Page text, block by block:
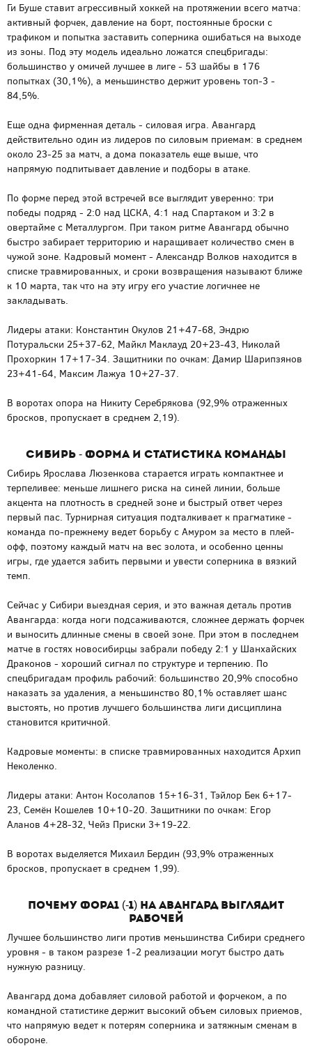
Ги Буше ставит агрессивный хоккей на протяжении всего матча:
активный форчек, давление на борт, постоянные броски с
трафиком и попытка заставить соперника ошибаться на выходе
из зоны. Под эту модель идеально ложатся спецбригады:
большинство у омичей лучшее в лиге - 53 шайбы в 176
попытках (30,1%), а меньшинство держит уровень топ-3 -
84,5%.
Еще одна фирменная деталь - силовая игра. Авангард
действительно один из лидеров по силовым приемам: в среднем
около 23-25 за матч, а дома показатель еще выше, что
напрямую подпитывает давление и подборы в атаке.
По форме перед этой встречей все выглядит уверенно: три
победы подряд - 2:0 над ЦСКА, 4:1 над Спартаком и 3:2 в
овертайме с Металлургом. При таком ритме Авангард обычно
быстро забирает территорию и наращивает количество смен в
чужой зоне. Кадровый момент - Александр Волков находится в
списке травмированных, и сроки возвращения называют ближе
к 10 марта, так что на эту игру его участие логичнее не
закладывать.
Лидеры атаки: Константин Окулов 21+47-68, Эндрю
Потуральски 25+37-62, Майкл Маклауд 20+23-43, Николай
Прохоркин 17+17-34. Защитники по очкам: Дамир Шарипзянов
23+41-64, Максим Лажуа 10+27-37.
В воротах опора на Никиту Серебрякова (92,9% отраженных
бросков, пропускает в среднем 2,19).
Сибирь - форма и статистика команды
Сибирь Ярослава Люзенкова старается играть компактнее и
терпеливее: меньше лишнего риска на синей линии, больше
акцента на плотность в средней зоне и быстрый ответ через
первый пас. Турнирная ситуация подталкивает к прагматике -
команда по-прежнему ведет борьбу с Амуром за место в плей-
офф, поэтому каждый матч на вес золота, и особенно ценны
игры, где удается забить первыми и увести соперника в вязкий
темп.
Сейчас у Сибири выездная серия, и это важная деталь против
Авангарда: когда ноги подсаживаются, сложнее держать форчек
и выносить длинные смены в своей зоне. При этом в последнем
матче в гостях новосибирцы забрали победу 2:1 у Шанхайских
Драконов - хороший сигнал по структуре и терпению. По
спецбригадам профиль рабочий: большинство 20,9% способно
наказать за удаления, а меньшинство 80,1% оставляет шанс
выстоять, но против лучшего большинства лиги дисциплина
становится критичной.
Кадровые моменты: в списке травмированных находится Архип
Неколенко.
Лидеры атаки: Антон Косолапов 15+16-31, Тэйлор Бек 6+17-
23, Семён Кошелев 10+10-20. Защитники по очкам: Егор
Аланов 4+28-32, Чейз Приски 3+19-22.
В воротах выделяется Михаил Бердин (93,9% отраженных
бросков, пропускает в среднем 1,99).
Почему фора1 (-1) на Авангард выглядит
рабочей
Лучшее большинство лиги против меньшинства Сибири среднего
уровня - в таком разрезе 1-2 реализации могут быстро дать
нужную разницу.
Авангард дома добавляет силовой работой и форчеком, а по
командной статистике держит высокий объем силовых приемов,
что напрямую ведет к потерям соперника и затяжным сменам в
обороне.